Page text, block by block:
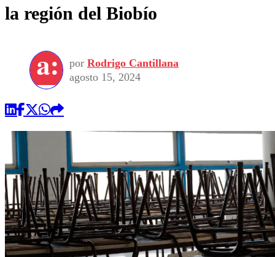
la región del Biobío
por Rodrigo Cantillana
agosto 15, 2024